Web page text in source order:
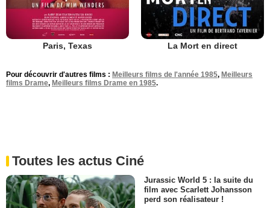
Paris, Texas La Mort en direct
Pour découvrir d'autres films : Meilleurs films de l'année 1985, Meilleurs
films Drame, Meilleurs films Drame en 1985.
Toutes les actus Ciné
Jurassic World 5 : la suite du
film avec Scarlett Johansson
perd son réalisateur !